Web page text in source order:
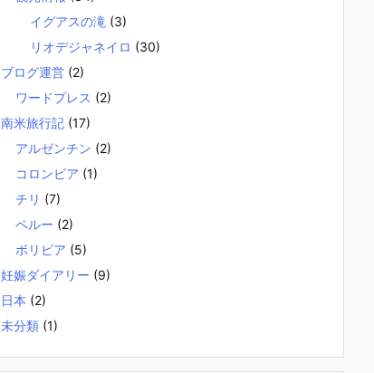
イグアスの滝 (3)
リオデジャネイロ (30)
ブログ運営 (2)
ワードプレス (2)
南米旅行記 (17)
アルゼンチン (2)
コロンビア (1)
チリ (7)
ペルー (2)
ボリビア (5)
妊娠ダイアリー (9)
日本 (2)
未分類 (1)